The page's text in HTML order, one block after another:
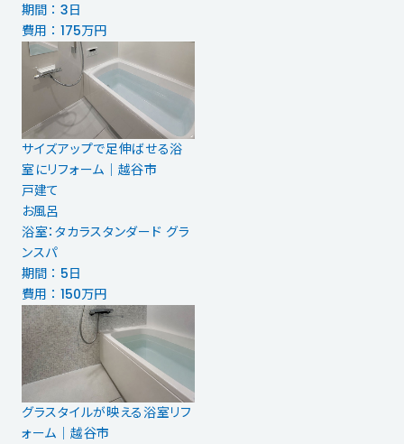
期間 ： 3日
費用 ： 175万円
サイズアップで足伸ばせる浴
室にリフォーム｜越谷市
戸建て
お風呂
浴室：タカラスタンダード グラ
ンスパ
期間 ： 5日
費用 ： 150万円
グラスタイルが映える浴室リフ
ォーム│越谷市